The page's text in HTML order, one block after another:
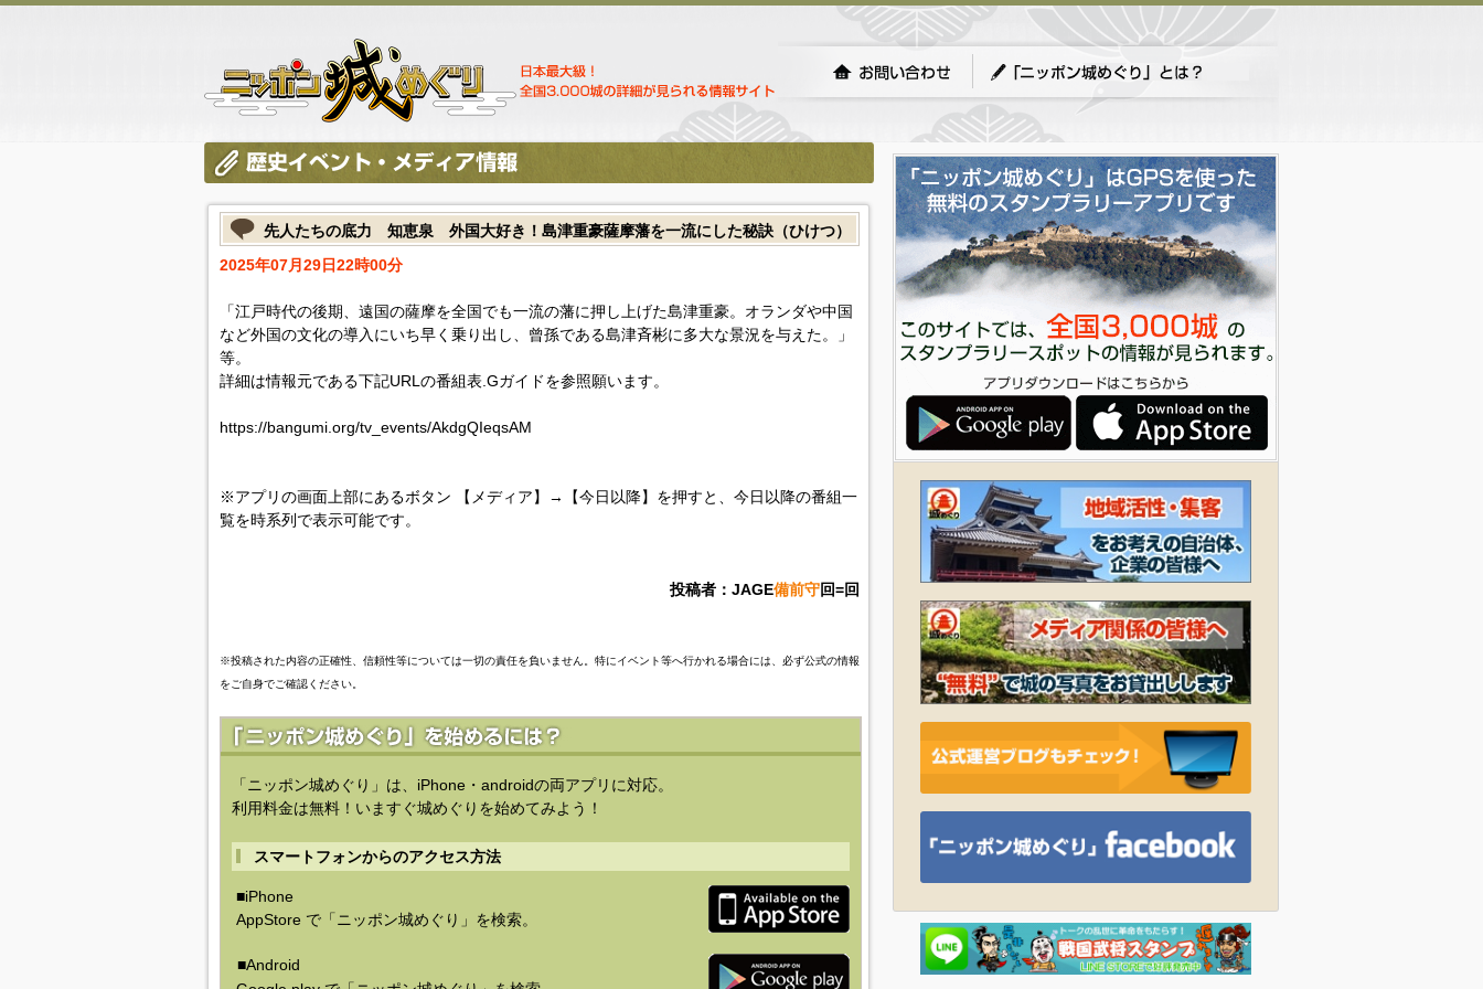
先人たちの底力 知恵泉 外国大好き！島津重豪薩摩藩を一流にした秘訣（ひけつ）
2025年07月29日22時00分
「江戸時代の後期、遠国の薩摩を全国でも一流の藩に押し上げた島津重豪。オランダや中国
など外国の文化の導入にいち早く乗り出し、曾孫である島津斉彬に多大な景況を与えた。」
等。
詳細は情報元である下記URLの番組表.Gガイドを参照願います。
https://bangumi.org/tv_events/AkdgQIeqsAM
※アプリの画面上部にあるボタン 【メディア】→【今日以降】を押すと、今日以降の番組一
覧を時系列で表示可能です。
投稿者：JAGE備前守回=回
※投稿された内容の正確性、信頼性等については一切の責任を負いません。特にイベント等へ行かれる場合には、必ず公式の情報
をご自身でご確認ください。
「ニッポン城めぐり」は、iPhone・androidの両アプリに対応。
利用料金は無料！いますぐ城めぐりを始めてみよう！
スマートフォンからのアクセス方法
■iPhone
AppStore で「ニッポン城めぐり」を検索。
■Android